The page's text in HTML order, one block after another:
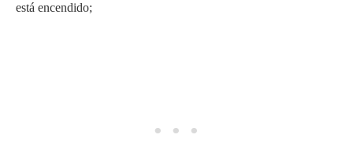
está encendido;